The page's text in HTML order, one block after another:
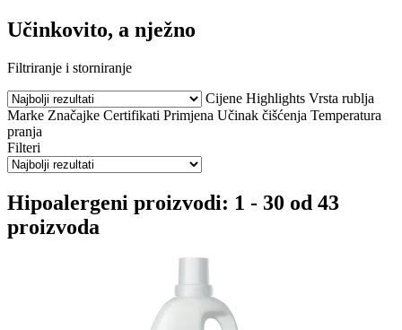
Učinkovito, a nježno
Filtriranje i storniranje
Cijene Highlights Vrsta rublja
Marke Značajke Certifikati Primjena Učinak čišćenja Temperatura
pranja
Filteri
Hipoalergeni proizvodi: 1 - 30 od 43
proizvoda